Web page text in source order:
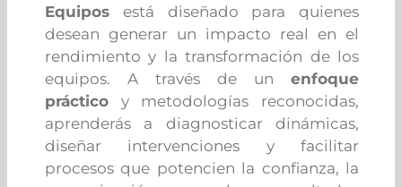
Equiposestá diseñado para quienes
desean generar un impacto real en el
rendimiento y la transformación de los
equipos. A través de unenfoque
prácticoy metodologías reconocidas,
aprenderás a diagnosticar dinámicas,
diseñar intervenciones y facilitar
procesos que potencien la confianza, la